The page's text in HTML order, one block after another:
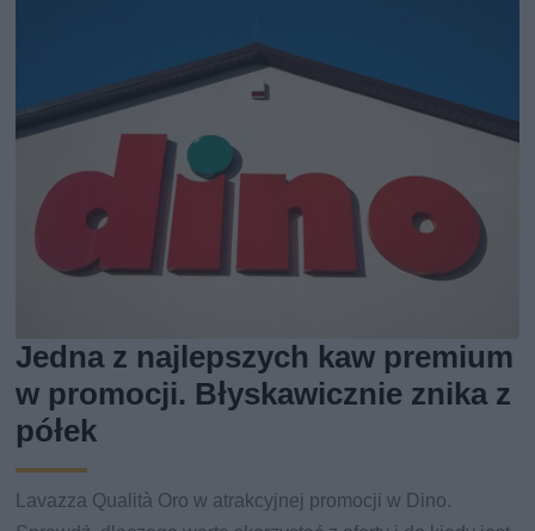
Jedna z najlepszych kaw premium
w promocji. Błyskawicznie znika z
półek
Lavazza Qualità Oro w atrakcyjnej promocji w Dino.